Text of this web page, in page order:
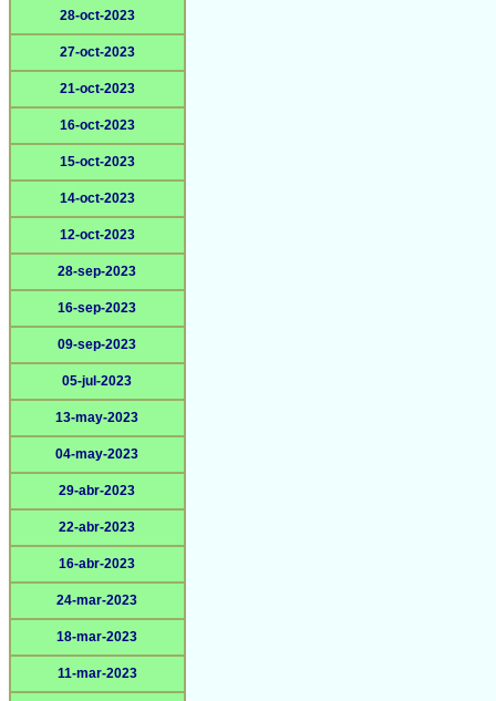
28-oct-2023
27-oct-2023
21-oct-2023
16-oct-2023
15-oct-2023
14-oct-2023
12-oct-2023
28-sep-2023
16-sep-2023
09-sep-2023
05-jul-2023
13-may-2023
04-may-2023
29-abr-2023
22-abr-2023
16-abr-2023
24-mar-2023
18-mar-2023
11-mar-2023